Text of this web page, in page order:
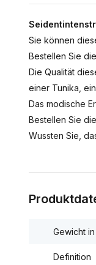
Sie können
Bestellen Sie
Die Qualität
einer Tunika,
Das modische
Bestellen Sie
Wussten Sie,
Gewicht in
Definition